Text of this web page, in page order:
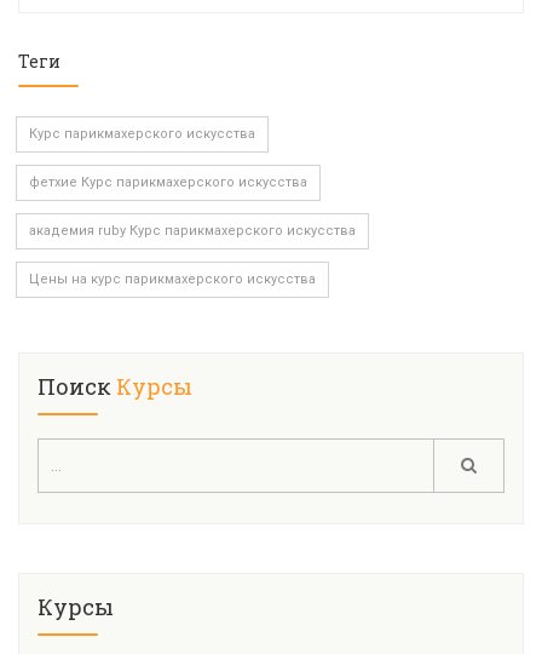
Теги
Курс парикмахерского искусства
фетхие Курс парикмахерского искусства
академия ruby Курс парикмахерского искусства
Цены на курс парикмахерского искусства
Поиск Курсы
Курсы